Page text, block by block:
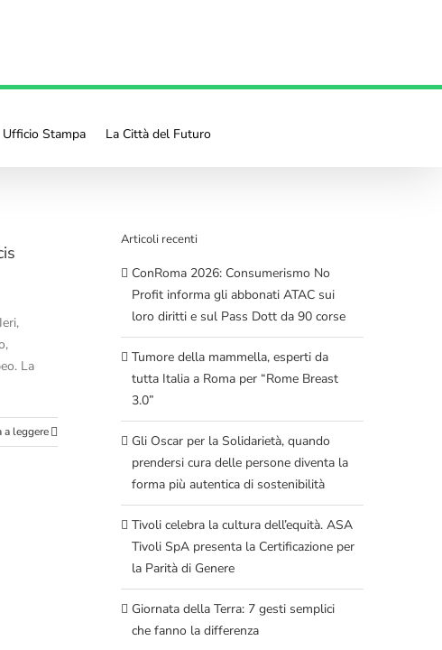
Ufficio Stampa La Città del Futuro
La
a leggere
Articoli recenti
ConRoma 2026: Consumerismo No
Profit informa gli abbonati ATAC sui
loro diritti e sul Pass Dott da 90 corse
Tumore della mammella, esperti da
tutta Italia a Roma per “Rome Breast
3.0”
Gli Oscar per la Solidarietà, quando
prendersi cura delle persone diventa la
forma più autentica di sostenibilità
Tivoli celebra la cultura dell’equità. ASA
Tivoli SpA presenta la Certificazione per
la Parità di Genere
Giornata della Terra: 7 gesti semplici
che fanno la differenza